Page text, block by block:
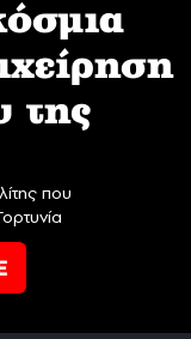
της
που